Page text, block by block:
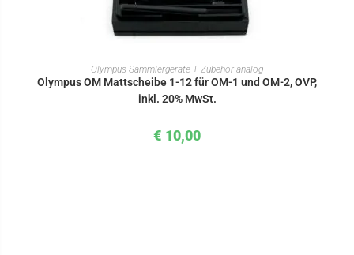
IN DEN WARENKORB
Olympus Sammlergeräte + Zubehör analog
Olympus OM Mattscheibe 1-12 für OM-1 und OM-2, OVP,
inkl. 20% MwSt.
€ 10,00